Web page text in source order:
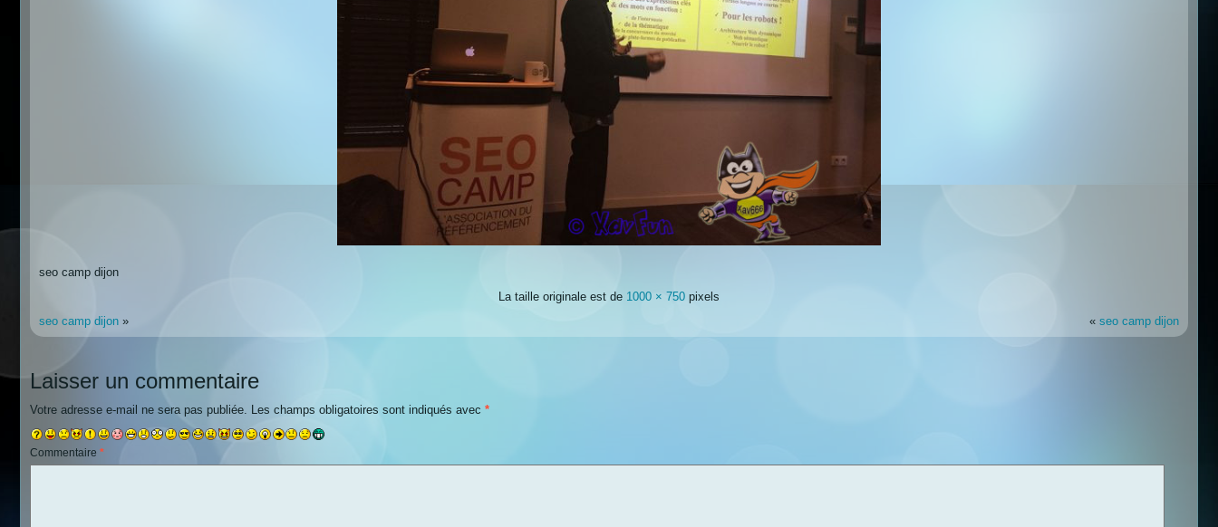
seo camp dijon
La taille originale est de 1000 × 750 pixels
seo camp dijon » « seo camp dijon
Laisser un commentaire
Votre adresse e-mail ne sera pas publiée. Les champs obligatoires sont indiqués avec *
Commentaire *